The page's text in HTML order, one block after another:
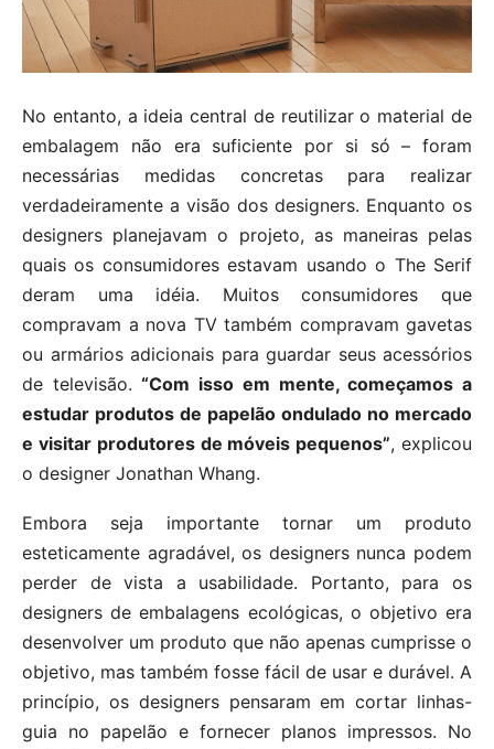
No entanto, a ideia central de reutilizar o material de
embalagem não era suficiente por si só – foram
necessárias medidas concretas para realizar
verdadeiramente a visão dos designers. Enquanto os
designers planejavam o projeto, as maneiras pelas
quais os consumidores estavam usando o The Serif
deram uma idéia. Muitos consumidores que
compravam a nova TV também compravam gavetas
ou armários adicionais para guardar seus acessórios
de televisão.“Com isso em mente, começamos a
estudar produtos de papelão ondulado no mercado
e visitar produtores de móveis pequenos”, explicou
o designer Jonathan Whang.
Embora seja importante tornar um produto
esteticamente agradável, os designers nunca podem
perder de vista a usabilidade. Portanto, para os
designers de embalagens ecológicas, o objetivo era
desenvolver um produto que não apenas cumprisse o
objetivo, mas também fosse fácil de usar e durável. A
princípio, os designers pensaram em cortar linhas-
guia no papelão e fornecer planos impressos. No